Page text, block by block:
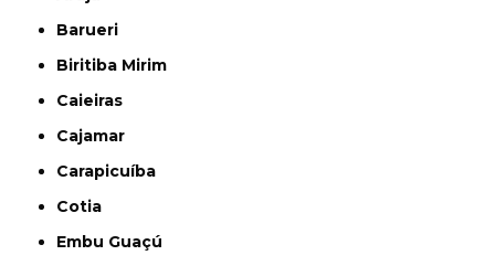
Barueri
Biritiba Mirim
Caieiras
Cajamar
Carapicuíba
Cotia
Embu Guaçú